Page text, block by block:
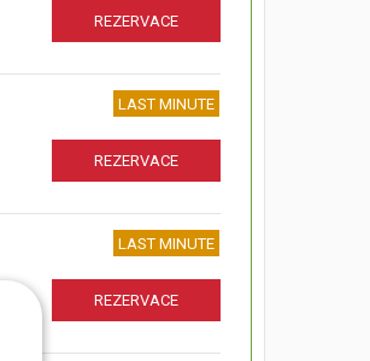
REZERVACE
LAST MINUTE
REZERVACE
LAST MINUTE
REZERVACE